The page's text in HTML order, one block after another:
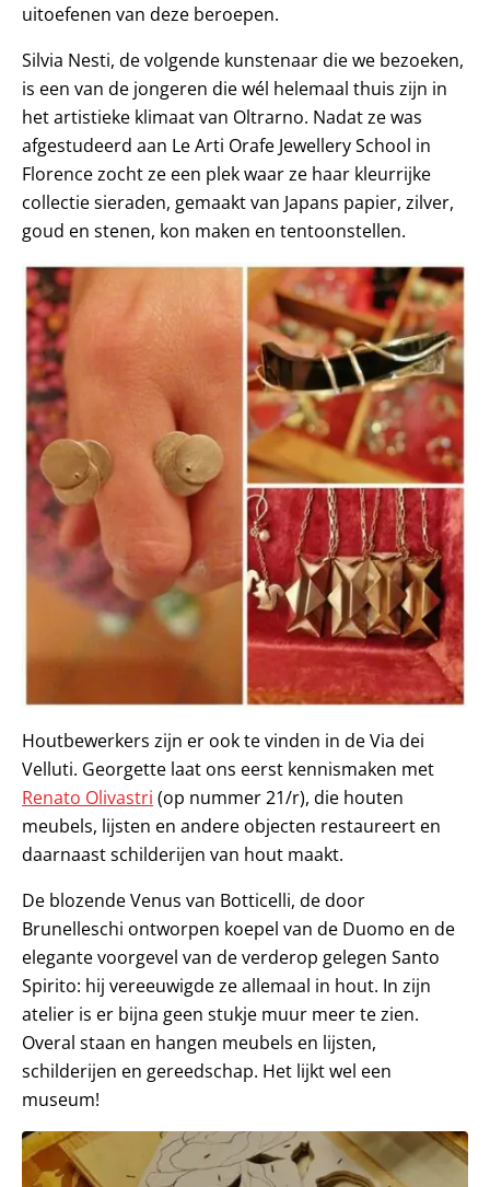
uitoefenen van deze beroepen.
Silvia Nesti, de volgende kunstenaar die we bezoeken,
is een van de jongeren die wél helemaal thuis zijn in
het artistieke klimaat van Oltrarno. Nadat ze was
afgestudeerd aan Le Arti Orafe Jewellery School in
Florence zocht ze een plek waar ze haar kleurrijke
collectie sieraden, gemaakt van Japans papier, zilver,
goud en stenen, kon maken en tentoonstellen.
Houtbewerkers zijn er ook te vinden in de Via dei
Velluti. Georgette laat ons eerst kennismaken met
Renato Olivastri (op nummer 21/r), die houten
meubels, lijsten en andere objecten restaureert en
daarnaast schilderijen van hout maakt.
De blozende Venus van Botticelli, de door
Brunelleschi ontworpen koepel van de Duomo en de
elegante voorgevel van de verderop gelegen Santo
Spirito: hij vereeuwigde ze allemaal in hout. In zijn
atelier is er bijna geen stukje muur meer te zien.
Overal staan en hangen meubels en lijsten,
schilderijen en gereedschap. Het lijkt wel een
museum!